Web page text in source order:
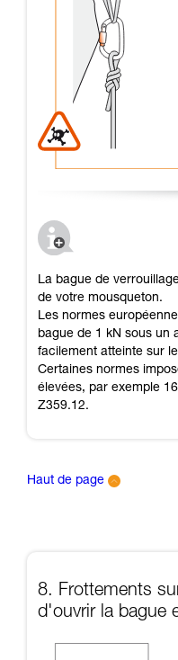
La bague de
de votre mousqueton.
Les normes
bague de 1 kN sous un
facilement atteinte sur
Certaines normes
élevées, par exemple
Z359.12.
Haut de page
8. Frottements
d'ouvrir la bague